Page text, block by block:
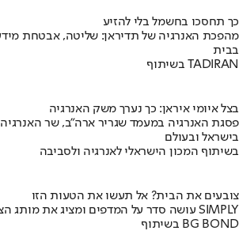
כך תחסכו בחשמל בלי להזיע
מהפכת האנרגיה של תדיראן: שליטה, אבטחת
בבית
בשיתוף TADIRAN
בצל איומי איראן: כך נערך משק האנרגיה
פסגת האנרגיה במעמד שגריר ארה"ב, שר האנרגיה
בישראל ובעולם
בשיתוף המכון הישראלי לאנרגיה ולסביבה
צובעים את הבית? אל תעשו את הטעות הזו
מומחה BG BOND עושה סדר על המדפים ומציג את מותג הצבע SIMPLY
בשיתוף BG BOND